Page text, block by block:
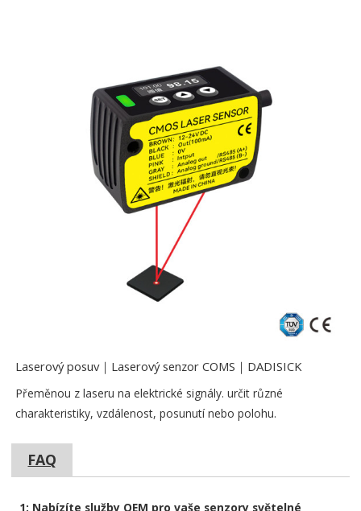
Laserový posuv｜Laserový senzor COMS｜DADISICK
Přeměnou z laseru na elektrické signály. určit různé
charakteristiky, vzdálenost, posunutí nebo polohu.
FAQ
1: Nabízíte služby OEM pro vaše senzory světelné